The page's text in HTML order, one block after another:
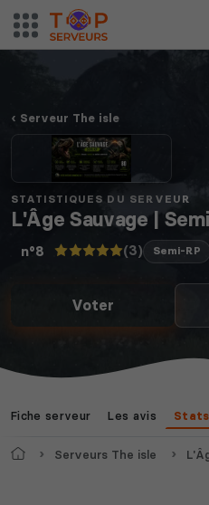
Serveur The isle
STATISTIQUES DU SERVEUR
L'Âge Sauvage |
n°8 (3) Semi-RP
Voter
Fiche serveur Les avis Stats
AccueilServeurs The isle